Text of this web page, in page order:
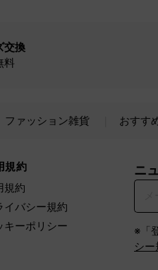
交換
料
ファッション雑貨 おすす
規約
規約
イバシー規約
キーポリシー
ニ
※「
シ